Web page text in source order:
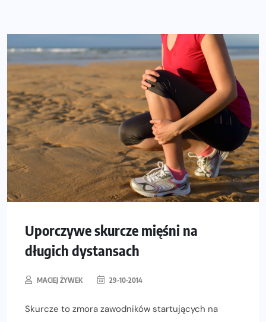
Uporczywe skurcze mięśni na
długich dystansach
MACIEJ ŻYWEK 29-10-2014
Skurcze to zmora zawodników startujących na